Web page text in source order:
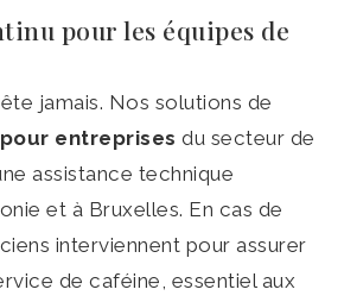
pour les équipes de
jamais. Nos solutions de
entreprises du secteur de
assistance technique
et à Bruxelles. En cas de
interviennent pour assurer
de caféine, essentiel aux